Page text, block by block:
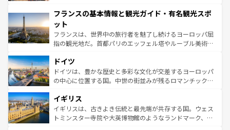
ませてくれるイタリアで、忘れられない旅をしてみよう！
なお、新着のイタリア情報は
しい。
文化が根付くこの国では、情熱的なフラメンコ、熱気あふ
れる闘牛、そして美味しいタパスが生活の一部となってい
る。首都マドリードの洗練された雰囲気や、バルセロナの
アートに溢れた街角から、地方では古代ローマ遺跡や中世
せる。地方によって風土や気候が異なるスペインはその個
性で訪れる人を魅了する。 なお、新着のスペイン情報は コ
ンテンツ一覧を参照してほしい。
フランスの基本情報と観光ガイド・有名観光スポ
ット
フランスは、世界中の旅行者を魅了し続けるヨーロッパ屈
指の観光地だ。首都パリのエッフェル塔やルーブル美術館
で、幅広い魅力が詰まっている。華麗な宮殿、歴史的な大
聖堂、美しいビーチ、そして豊かな自然が、訪れる者を心
から魅了する。また、フランスは美食の国としても知ら
いる。シャンパンの発祥地であるランス、プロヴァンスの
香り高いラベンダー畑など、多彩な楽しみ方が可能だ。さ
らに、パリ以外の地域にも魅力が溢れており、どの街角に
ドイツ
ドイツは、豊かな歴史と多彩な文化が交差するヨーロッパ
の中心に位置する国。中世の街並みが残るロマンチック街
顔を持つこの国は、どこを歩いても飽きることがない。ベ
ルリンの文化的活気、バイエルン州のアルプスの絶景、そ
してライン川沿いのワイン畑といった風景は必見。ビール
イギリス
イギリスは、古きよき伝統と最先端が共存する国。ウェス
トミンスター寺院や大英博物館のようなランドマーク、歴